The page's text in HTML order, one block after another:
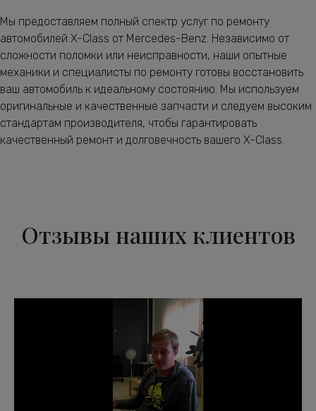
Мы предоставляем полный спектр услуг по ремонту
автомобилей X-Class от Mercedes-Benz. Независимо от
сложности поломки или неисправности, наши опытные
механики и специалисты по ремонту готовы восстановить
ваш автомобиль к идеальному состоянию. Мы используем
оригинальные и качественные запчасти и следуем высоким
стандартам производителя, чтобы гарантировать
качественный ремонт и долговечность вашего X-Class.
Отзывы наших клиентов